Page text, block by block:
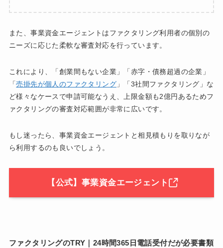
また、事業資金エージェントはファクタリング利用者の個別の
ニーズに応じた柔軟な審査対応を行っています。
これにより、「創業間もない企業」「赤字・債務超過の企業」
「売掛先が個人のファクタリング」「3社間ファクタリング」な
ど様々なケースで申請可能なうえ、上限金額も2億円あるためフ
ァクタリングの審査対応範囲が非常に広いです。
もし迷ったら、事業資金エージェントと相見積もりを取りなが
ら利用するのも良いでしょう。
【公式】事業資金エージェント
ファクタリングのTRY｜24時間365日電話受付だが必要書類